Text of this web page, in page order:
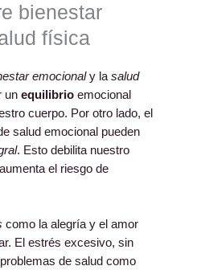
bienestar
física
emocionaly la salud
un equilibrio emocional
cuerpo. Por otro lado, el
salud emocional pueden
. Esto debilita nuestro
el riesgo de
como la alegría y el amor
El estrés excesivo, sin
de salud como